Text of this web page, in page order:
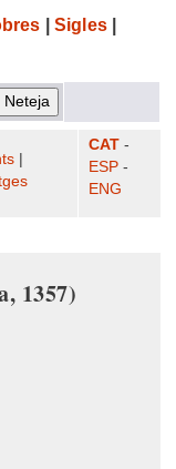
Sigles|
CAT -
ESP -
ENG
1357)